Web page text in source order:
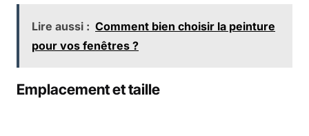
Lire aussi : Comment bien choisir la peinture
pour vos fenêtres ?
Emplacement et taille